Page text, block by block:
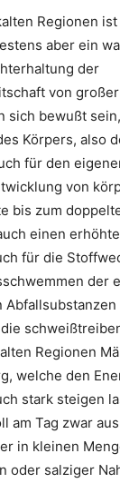
Regionen
aber ein
der
von
sich bewußt
Körpers, also
für den
von
bis zum
einen
für die
der
Abfallsubstanzen
Regionen
welche den
stark steigen
am Tag zwar
in kleinen
oder salziger